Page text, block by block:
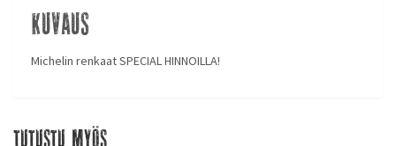
Kuvaus
Michelin renkaat SPECIAL HINNOILLA!
Tutustu myös